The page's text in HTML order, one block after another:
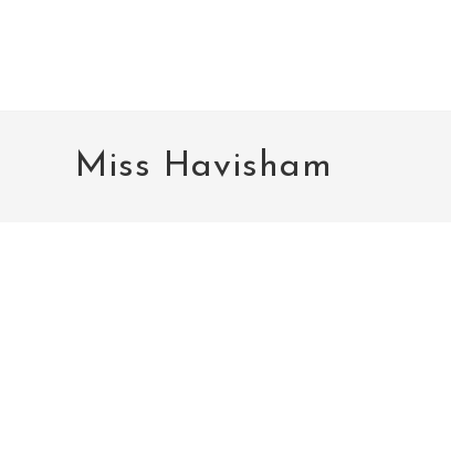
Miss Havisham